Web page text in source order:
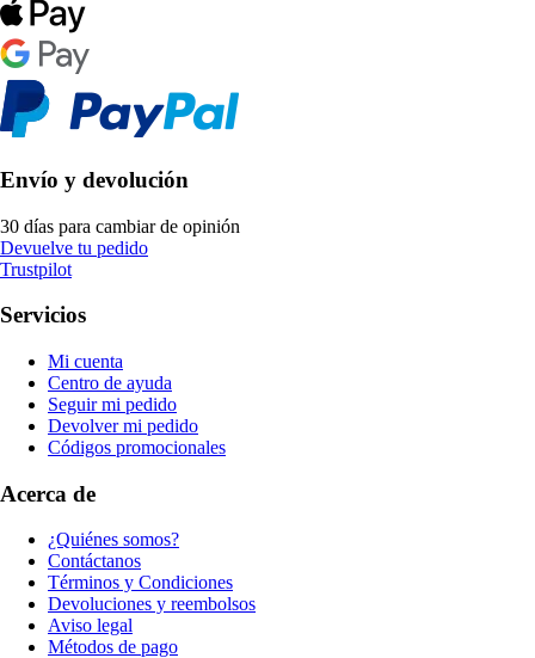
Envío y devolución
30 días para cambiar de opinión
Devuelve tu pedido
Trustpilot
Servicios
Mi cuenta
Centro de ayuda
Seguir mi pedido
Devolver mi pedido
Códigos promocionales
Acerca de
¿Quiénes somos?
Contáctanos
Términos y Condiciones
Devoluciones y reembolsos
Aviso legal
Métodos de pago